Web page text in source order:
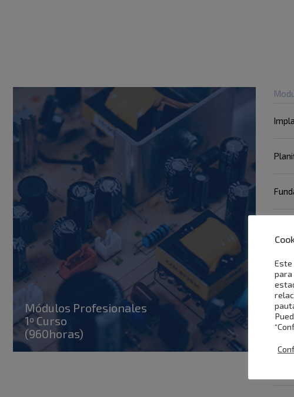
Módulos Profesionales
1º Curso
(960horas)
Este
para